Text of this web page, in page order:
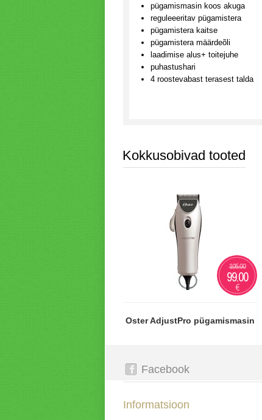
pügamismasin koos akuga
reguleeeritav pügamistera
pügamistera kaitse
pügamistera määrdeõli
laadimise alus+ toitejuhe
puhastushari
4 roostevabast terasest talda
Kokkusobivad tooted
Oster AdjustPro pügamismasin
105.00
99.00
€
Facebook
Informatsioon